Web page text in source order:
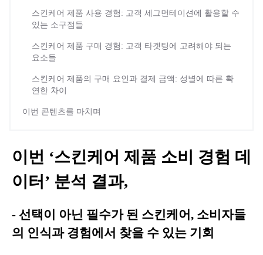
스킨케어 제품 사용 경험: 고객 세그먼테이션에 활용할 수
있는 소구점들
스킨케어 제품 구매 경험: 고객 타겟팅에 고려해야 되는
요소들
스킨케어 제품의 구매 요인과 결제 금액: 성별에 따른 확
연한 차이
이번 콘텐츠를 마치며
이번 ‘스킨케어 제품 소비 경험 데
이터’ 분석 결과,
- 선택이 아닌 필수가 된 스킨케어, 소비자들
의 인식과 경험에서 찾을 수 있는 기회